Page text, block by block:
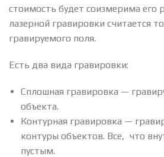
стоимость будет соизмерима его
лазерной гравировки считается
гравируемого поля.
Есть два вида гравировки:
Сплошная гравировка —
объекта.
Контурная гравировка —
контуры объектов. Все, что
пустым.